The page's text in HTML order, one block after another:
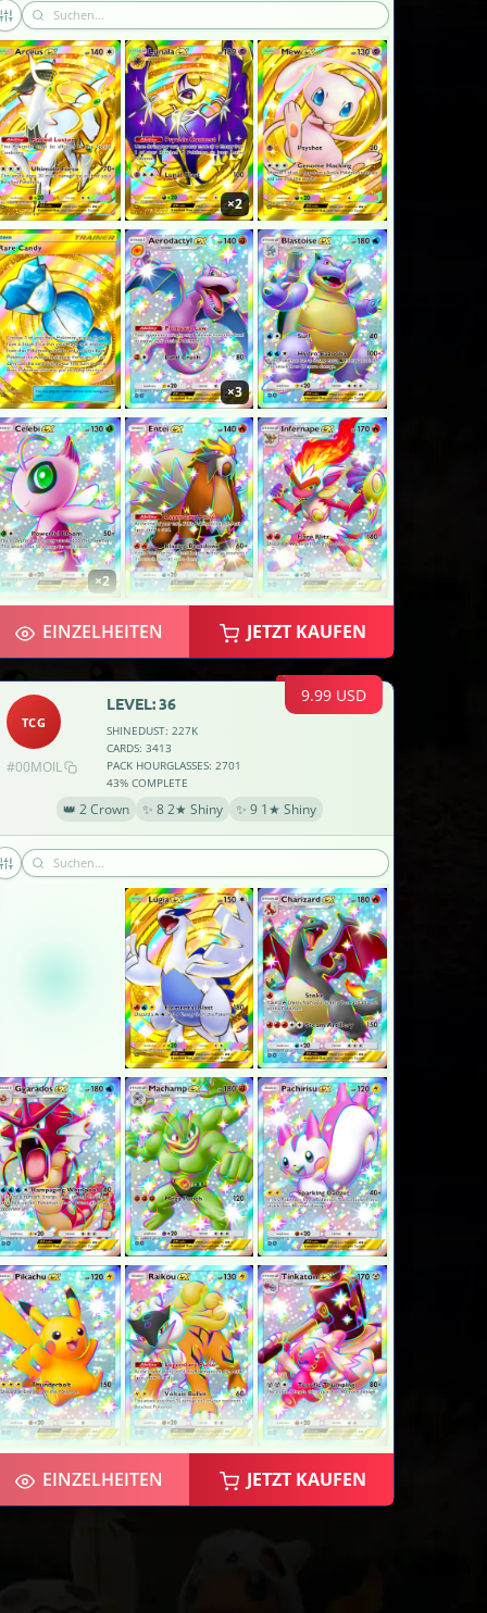
×2
×3
×2
EINZELHEITEN JETZT KAUFEN
9.99 USD
TCG
#00MOIL
LEVEL: 36
SHINEDUST: 227K
CARDS: 3413
PACK HOURGLASSES: 2701
43% COMPLETE
👑 2 Crown ✨ 8 2★ Shiny ✨ 9 1★ Shiny
EINZELHEITEN JETZT KAUFEN